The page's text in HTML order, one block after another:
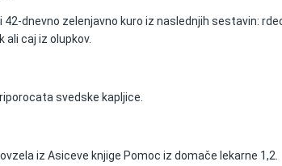
42-dnevno zelenjavno kuro iz naslednjih sestavin:
ali caj iz olupkov.
svedske kapljice.
iz Asiceve knjige Pomoc iz domače lekarne 1,2.